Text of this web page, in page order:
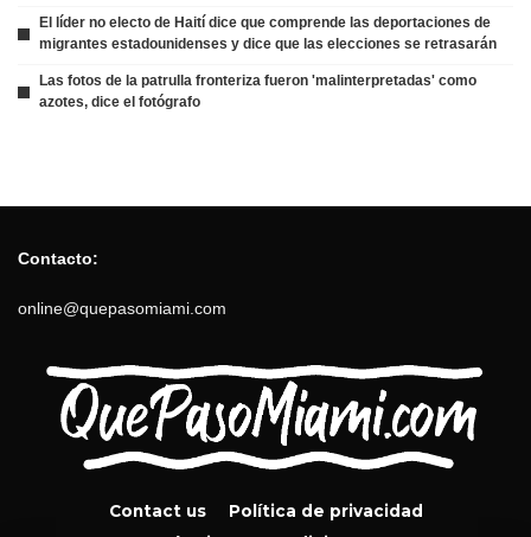
El líder no electo de Haití dice que comprende las deportaciones de
migrantes estadounidenses y dice que las elecciones se retrasarán
Las fotos de la patrulla fronteriza fueron 'malinterpretadas' como
azotes, dice el fotógrafo
Contacto:
online@quepasomiami.com
Contact us
Política de privacidad